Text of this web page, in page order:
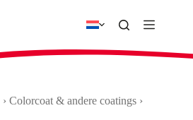
› Colorcoat & andere coatings ›